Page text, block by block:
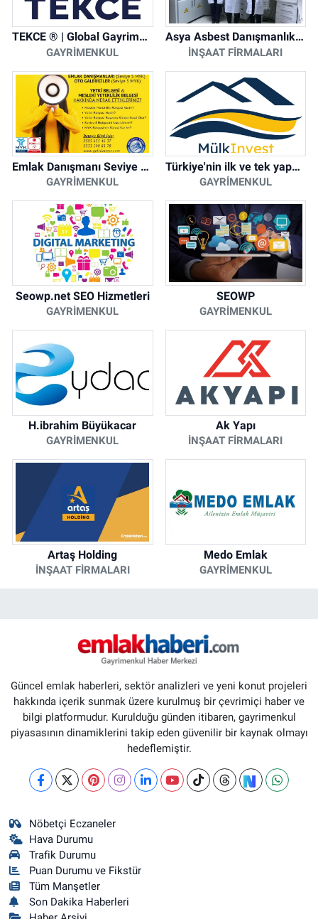
TEKCE ® | Global Gayrimenkul Şirketi
GAYRIMENKUL
Asya Asbest Danışmanlık - Asbest Söküm ve Asbest Raporu
İNŞAAT FIRMALARI
Emlak Danışmanı Seviye 5 Mesleki Yeterlilik Belgesi
GAYRIMENKUL
Türkiye'nin ilk ve tek yapay zeka destekli arsa ilan platformu
GAYRIMENKUL
Seowp.net SEO Hizmetleri
GAYRIMENKUL
SEOWP
GAYRIMENKUL
H.ibrahim Büyükacar
GAYRIMENKUL
Ak Yapı
İNŞAAT FIRMALARI
Artaş Holding
İNŞAAT FIRMALARI
Medo Emlak
GAYRIMENKUL
Güncel emlak haberleri, sektör analizleri ve yeni konut projeleri
hakkında içerik sunmak üzere kurulmuş bir çevrimiçi haber ve
bilgi platformudur. Kurulduğu günden itibaren, gayrimenkul
piyasasının dinamiklerini takip eden güvenilir bir kaynak olmayı
hedeflemiştir.
Nöbetçi Eczaneler
Hava Durumu
Trafik Durumu
Puan Durumu ve Fikstür
Tüm Manşetler
Son Dakika Haberleri